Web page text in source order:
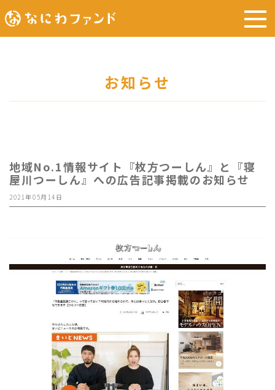
お知らせ
地域No.1情報サイト『枚方つーしん』と『寝
屋川つーしん』への広告記事掲載のお知らせ
2021年05月14日